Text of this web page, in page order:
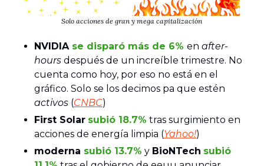
Solo acciones de gran y mega capitalización
NVIDIA se disparó más de 6% en after-
hours después de un increíble trimestre. No
cuenta como hoy, por eso no está en el
gráfico. Solo se los decimos pa que estén
activos (CNBC)
First Solar subió 18.7% tras surgimiento en
acciones de energía limpia (Yahoo!)
moderna subió 13.7% y BioNTech subió